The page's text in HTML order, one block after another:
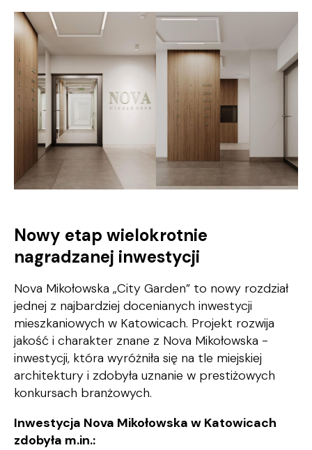
Nowy etap wielokrotnie
nagradzanej inwestycji
Nova Mikołowska „City Garden” to nowy rozdział
jednej z najbardziej docenianych inwestycji
mieszkaniowych w Katowicach. Projekt rozwija
jakość i charakter znane z Nova Mikołowska -
inwestycji, która wyróżniła się na tle miejskiej
architektury i zdobyła uznanie w prestiżowych
konkursach branżowych.
Inwestycja Nova Mikołowska w Katowicach
zdobyła m.in.: